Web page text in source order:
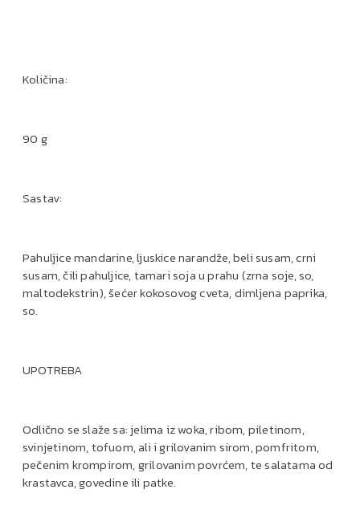
Količina:
90 g
Sastav:
Pahuljice mandarine, ljuskice narandže, beli susam, crni
susam, čili pahuljice, tamari soja u prahu (zrna soje, so,
maltodekstrin), šećer kokosovog cveta, dimljena paprika,
so.
UPOTREBA
Odlično se slaže sa: jelima iz woka, ribom, piletinom,
svinjetinom, tofuom, ali i grilovanim sirom, pomfritom,
pečenim krompirom, grilovanim povrćem, te salatama od
krastavca, govedine ili patke.